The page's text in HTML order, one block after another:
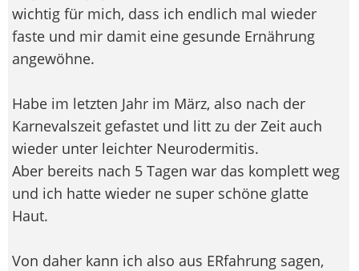
wichtig für mich, dass ich endlich mal wieder
faste und mir damit eine gesunde Ernährung
angewöhne.
Habe im letzten Jahr im März, also nach der
Karnevalszeit gefastet und litt zu der Zeit auch
wieder unter leichter Neurodermitis.
Aber bereits nach 5 Tagen war das komplett weg
und ich hatte wieder ne super schöne glatte
Haut.
Von daher kann ich also aus ERfahrung sagen,